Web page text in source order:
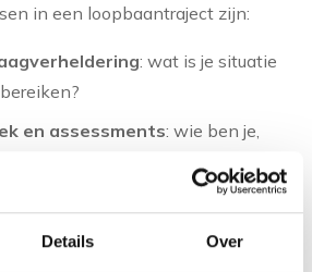
Details Over
in een loopbaantraject zijn:
: wat is je situatie
en assessments: wie ben je,
: welke opties